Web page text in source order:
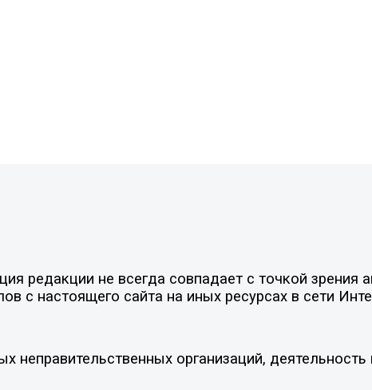
редакции не всегда совпадает с точкой зрения
с настоящего сайта на иных ресурсах в сети
неправительственных организаций,